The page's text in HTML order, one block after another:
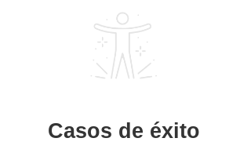
Casos de éxito